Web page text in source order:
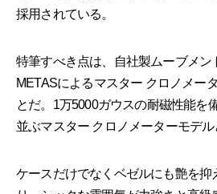
採用されている。
特筆すべき点は、自社製ムーブメン
METASによるマスター クロノメー
とだ。1万5000ガウスの耐磁性能を
並ぶマスター クロノメーターモデル
ケースだけでなくベゼルにも艶を抑